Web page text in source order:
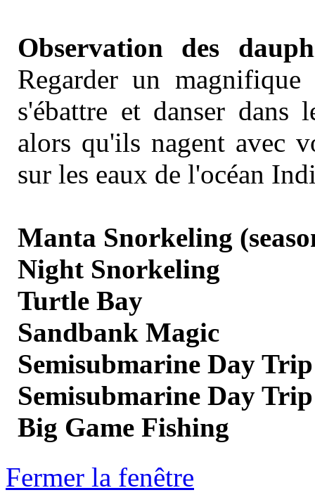
Observation des
Regarder un
s'ébattre et danser dans
alors qu'ils nagent avec
sur les eaux de l'océan
Manta Snorkeling
Night Snorkeling
Turtle Bay
Sandbank Magic
Semisubmarine Day Trip
Semisubmarine Day Trip
Big Game Fishing
Fermer la fenêtre